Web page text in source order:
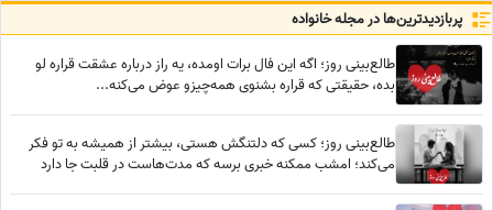
پربازدید‌ترین‌ها در مجله خانواده
طالع‌بینی روز؛ اگه این فال برات اومده، یه راز درباره عشقت قراره لو
بده، حقیقتی که قراره بشنوی همه‌چیزو عوض می‌کنه...
طالع‌بینی روز؛ کسی که دلتنگش هستی، بیشتر از همیشه به تو فکر
می‌کند؛ امشب ممکنه خبری برسه که مدت‌هاست در قلبت جا دارد